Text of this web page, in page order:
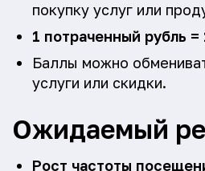
покупку услуг или
1 потраченный рубль =
Баллы можно
услуги или скидки.
Ожидаемый
Рост частоты